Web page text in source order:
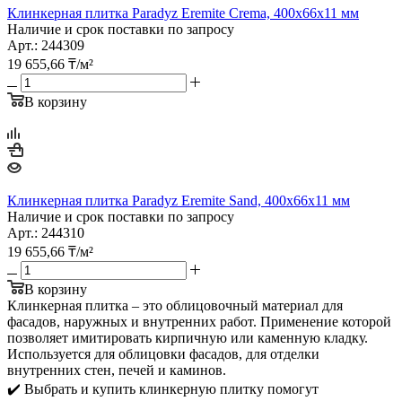
Клинкерная плитка Paradyz Eremite Crema, 400х66х11 мм
Наличие и срок поставки по запросу
Арт.: 244309
19 655,66 ₸/м²
В корзину
Клинкерная плитка Paradyz Eremite Sand, 400х66х11 мм
Наличие и срок поставки по запросу
Арт.: 244310
19 655,66 ₸/м²
В корзину
Клинкерная плитка – это облицовочный материал для
фасадов, наружных и внутренних работ. Применение которой
позволяет имитировать кирпичную или каменную кладку.
Используется для облицовки фасадов, для отделки
внутренних стен, печей и каминов.
✔️ Выбрать и купить клинкерную плитку помогут